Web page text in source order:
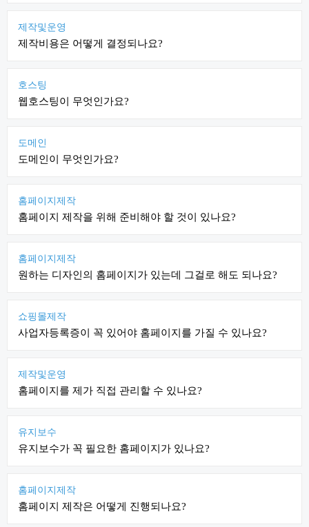
제작및운영
제작비용은 어떻게 결정되나요?
호스팅
웹호스팅이 무엇인가요?
도메인
도메인이 무엇인가요?
홈페이지제작
홈페이지 제작을 위해 준비해야 할 것이 있나요?
홈페이지제작
원하는 디자인의 홈페이지가 있는데 그걸로 해도 되나요?
쇼핑몰제작
사업자등록증이 꼭 있어야 홈페이지를 가질 수 있나요?
제작및운영
홈페이지를 제가 직접 관리할 수 있나요?
유지보수
유지보수가 꼭 필요한 홈페이지가 있나요?
홈페이지제작
홈페이지 제작은 어떻게 진행되나요?